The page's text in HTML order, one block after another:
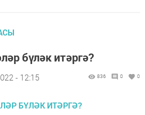
бүләк итәргә?
- 12:15 836 0 0